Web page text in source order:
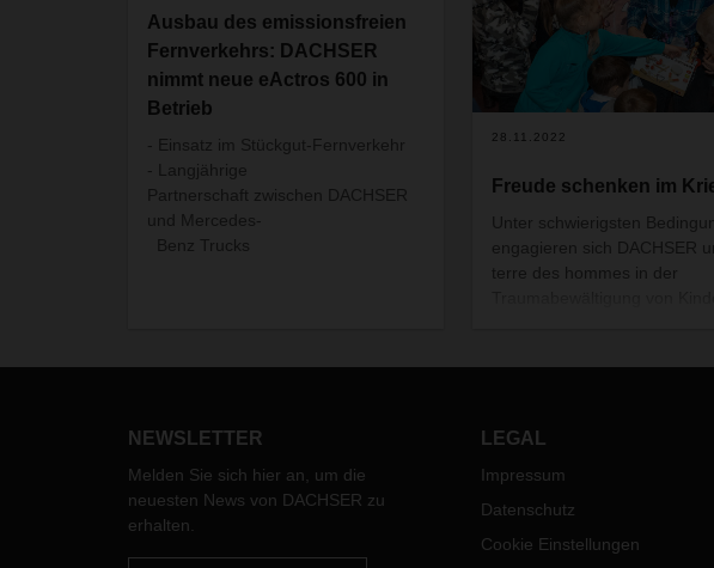
Ausbau des emissionsfreien
Fernverkehrs: DACHSER
nimmt neue eActros 600 in
Betrieb
- Einsatz im Stückgut-Fernverkehr
- Langjährige
Partnerschaft zwischen DACHSER
und Mercedes-
Benz Trucks
28.11.2022
Freude schenken im
Unter schwierigsten
engagieren sich DACHSER
terre des hommes in der
NEWSLETTER
Melden Sie sich hier an, um die
neuesten News von DACHSER zu
erhalten.
LEGAL
Impressum
Datenschutz
Cookie Einstellungen